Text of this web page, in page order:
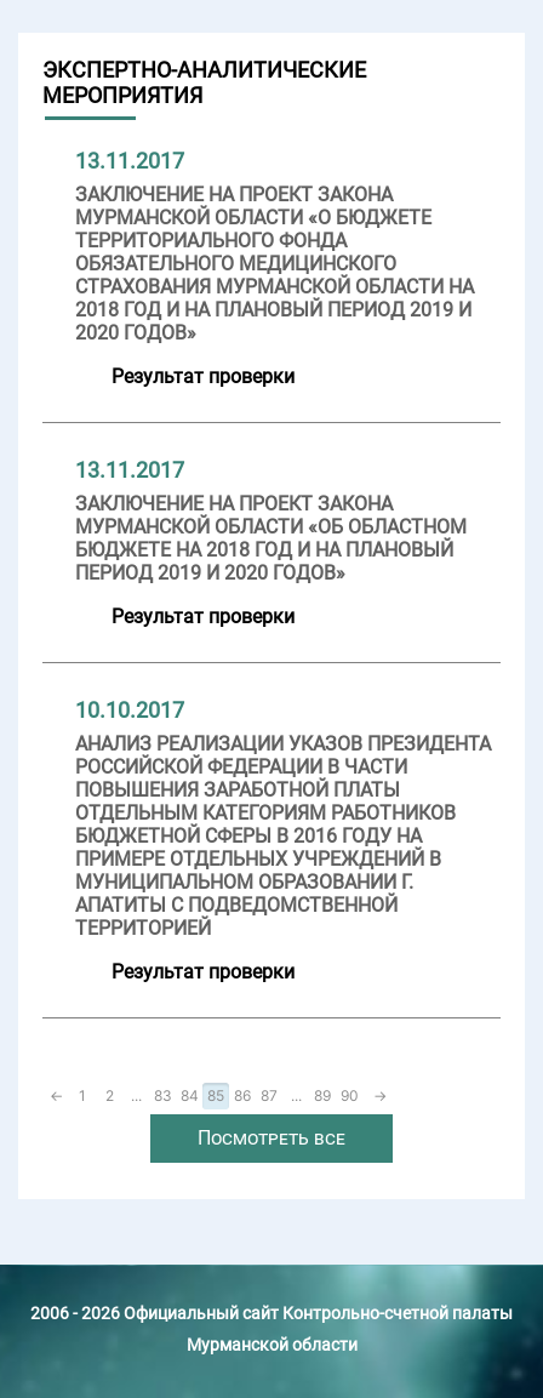
ЭКСПЕРТНО-АНАЛИТИЧЕСКИЕ
МЕРОПРИЯТИЯ
13.11.2017
ЗАКЛЮЧЕНИЕ НА ПРОЕКТ ЗАКОНА
МУРМАНСКОЙ ОБЛАСТИ «О БЮДЖЕТЕ
ТЕРРИТОРИАЛЬНОГО ФОНДА
ОБЯЗАТЕЛЬНОГО МЕДИЦИНСКОГО
СТРАХОВАНИЯ МУРМАНСКОЙ ОБЛАСТИ НА
2018 ГОД И НА ПЛАНОВЫЙ ПЕРИОД 2019 И
2020 ГОДОВ»
Результат проверки
13.11.2017
ЗАКЛЮЧЕНИЕ НА ПРОЕКТ ЗАКОНА
МУРМАНСКОЙ ОБЛАСТИ «ОБ ОБЛАСТНОМ
БЮДЖЕТЕ НА 2018 ГОД И НА ПЛАНОВЫЙ
ПЕРИОД 2019 И 2020 ГОДОВ»
Результат проверки
10.10.2017
АНАЛИЗ РЕАЛИЗАЦИИ УКАЗОВ ПРЕЗИДЕНТА
РОССИЙСКОЙ ФЕДЕРАЦИИ В ЧАСТИ
ПОВЫШЕНИЯ ЗАРАБОТНОЙ ПЛАТЫ
ОТДЕЛЬНЫМ КАТЕГОРИЯМ РАБОТНИКОВ
БЮДЖЕТНОЙ СФЕРЫ В 2016 ГОДУ НА
ПРИМЕРЕ ОТДЕЛЬНЫХ УЧРЕЖДЕНИЙ В
МУНИЦИПАЛЬНОМ ОБРАЗОВАНИИ Г.
АПАТИТЫ С ПОДВЕДОМСТВЕННОЙ
ТЕРРИТОРИЕЙ
Результат проверки
← 1 2 ... 83 84 85 86 87 ... 89 90 →
Посмотреть все
2006 - 2026 Официальный сайт Контрольно-счетной палаты
Мурманской области